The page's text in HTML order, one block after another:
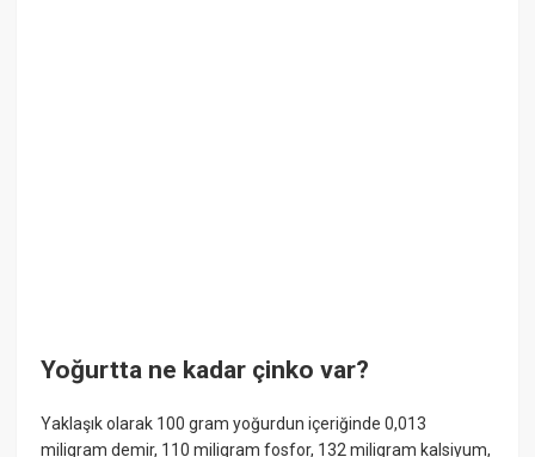
Yoğurtta ne kadar çinko var?
Yaklaşık olarak 100 gram yoğurdun içeriğinde 0,013
miligram demir, 110 miligram fosfor, 132 miligram kalsiyum,